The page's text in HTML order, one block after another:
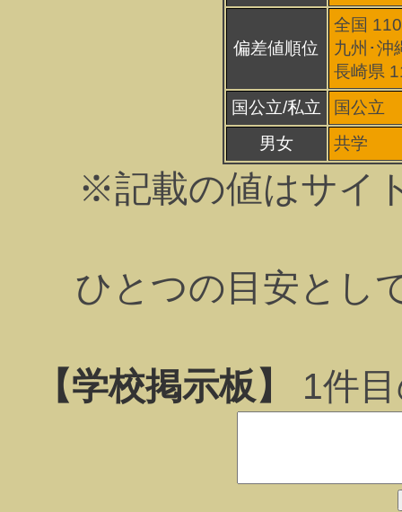
偏差値順位
全国
九州･沖
長崎県
国公立/私立
国公立
男女
共学
※記載の値はサイ
ひとつの目安とし
【学校掲示板】 1件